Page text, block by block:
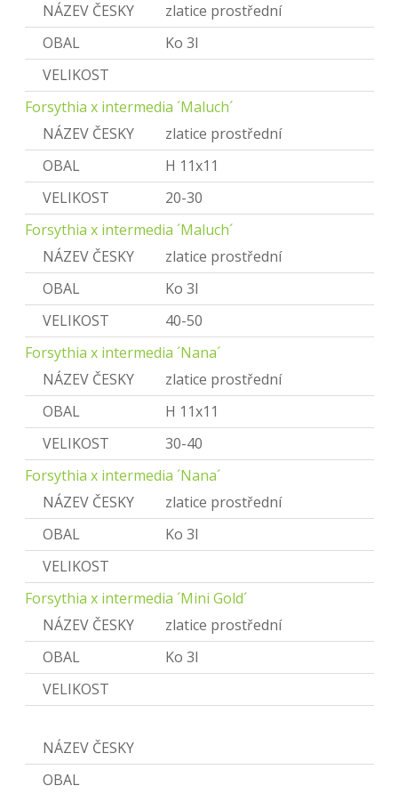
NÁZEV ČESKY
zlatice prostřední
OBAL
Ko 3l
VELIKOST
Forsythia x intermedia ´Maluch´
NÁZEV ČESKY
zlatice prostřední
OBAL
H 11x11
VELIKOST
20-30
Forsythia x intermedia ´Maluch´
NÁZEV ČESKY
zlatice prostřední
OBAL
Ko 3l
VELIKOST
40-50
Forsythia x intermedia ´Nana´
NÁZEV ČESKY
zlatice prostřední
OBAL
H 11x11
VELIKOST
30-40
Forsythia x intermedia ´Nana´
NÁZEV ČESKY
zlatice prostřední
OBAL
Ko 3l
VELIKOST
Forsythia x intermedia ´Mini Gold´
NÁZEV ČESKY
zlatice prostřední
OBAL
Ko 3l
VELIKOST
NÁZEV ČESKY
OBAL